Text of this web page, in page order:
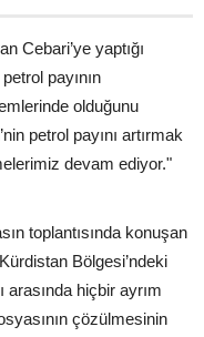
Cebari’ye yaptığı
payının
olduğunu
petrol payını artırmak
devam ediyor."
toplantısında konuşan
Bölgesi’ndeki
arasında hiçbir ayrım
çözülmesinin